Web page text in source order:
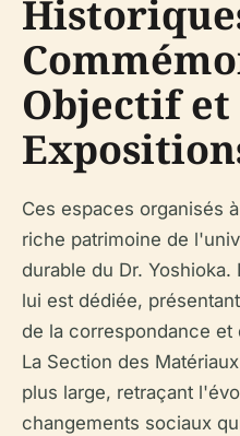
Objectif et
Ces espaces organisés
riche patrimoine de
durable du Dr. Yoshioka.
lui est dédiée,
de la correspondance
La Section des
plus large, retraçant
changements sociaux